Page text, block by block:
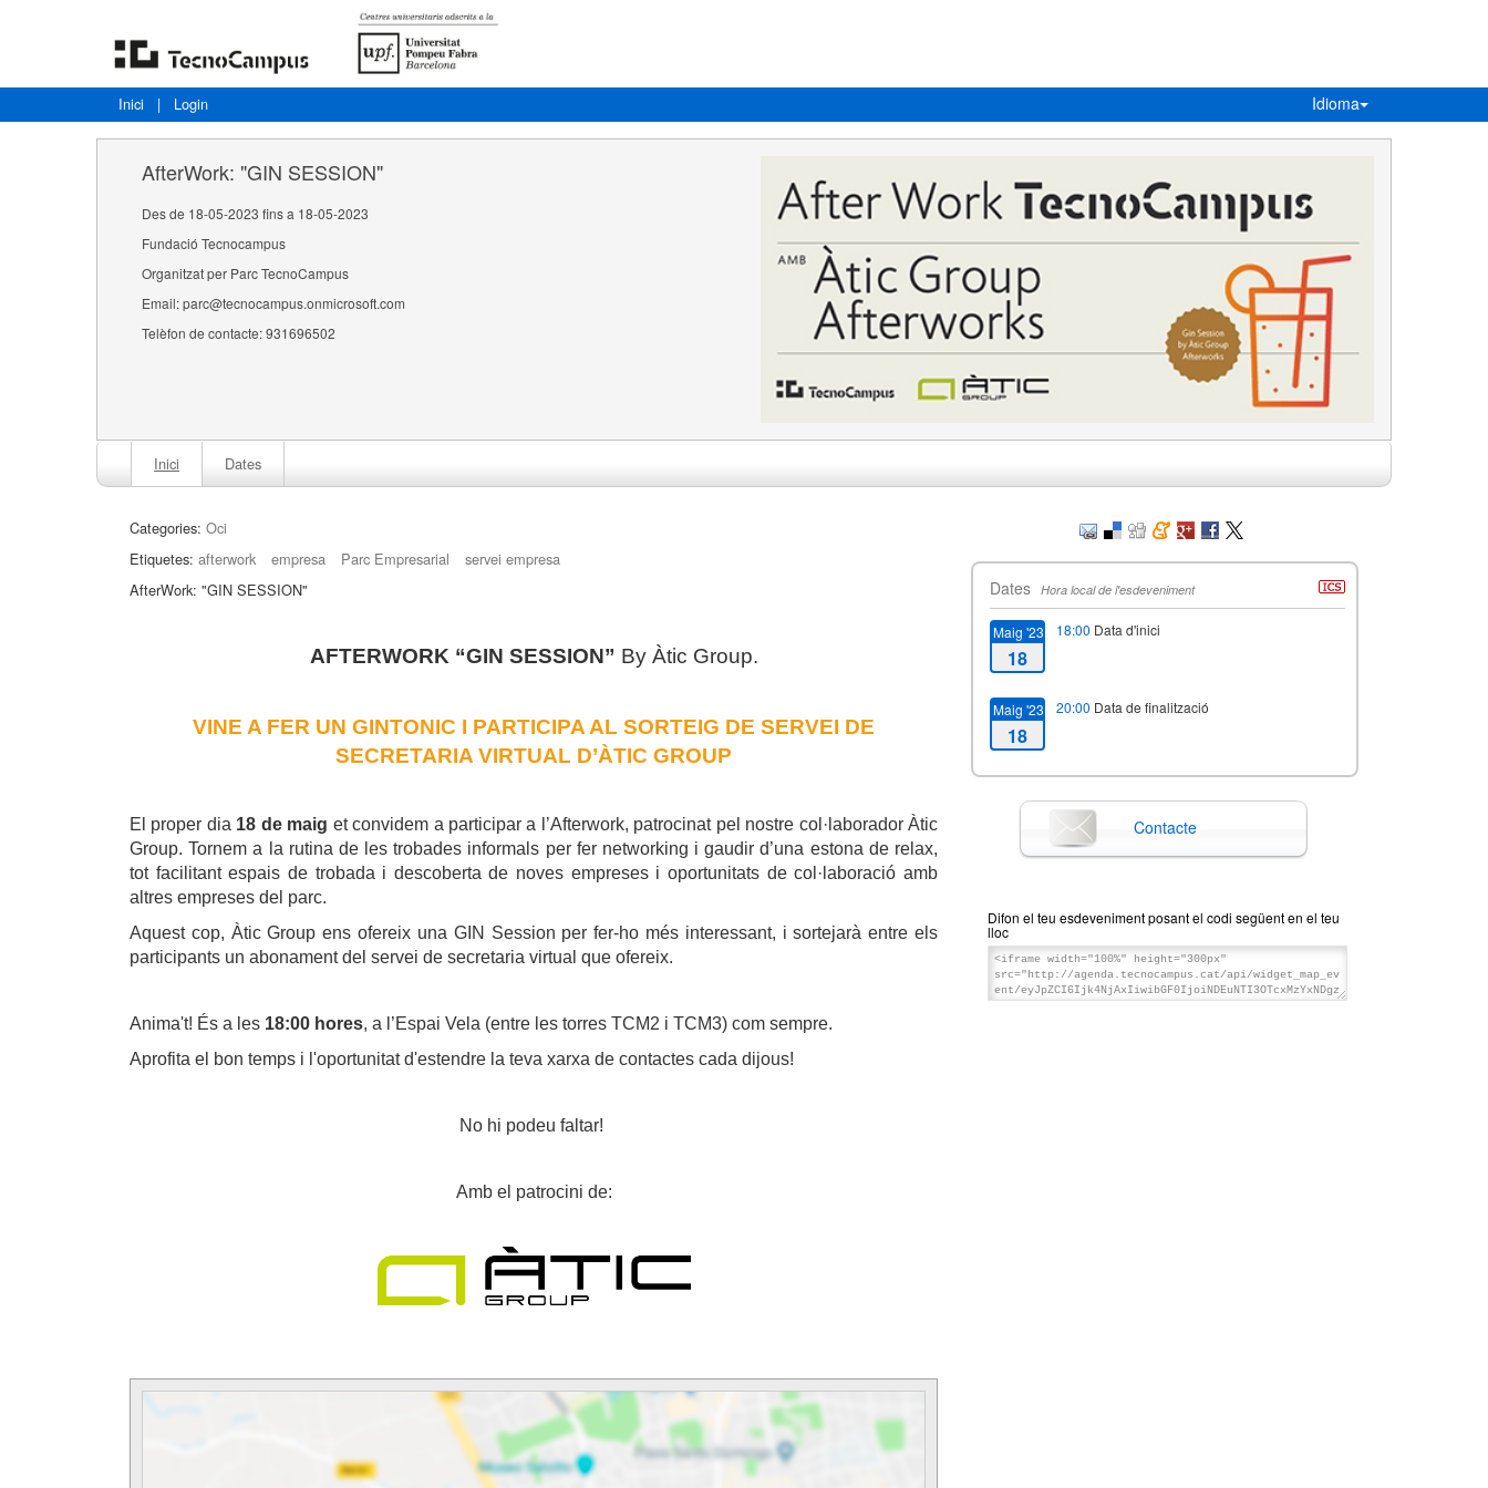
Inici | Login Idioma
AfterWork: "GIN SESSION"
Des de 18-05-2023 fins a 18-05-2023
Fundació Tecnocampus
Organitzat per Parc TecnoCampus
Email: parc@tecnocampus.onmicrosoft.com
Telèfon de contacte: 931696502
Inici Dates
Categories: Oci
Etiquetes: afterwork empresa Parc Empresarial
servei empresa
AfterWork: "GIN SESSION"
AFTERWORK “GIN SESSION” By Àtic Group.
VINE A FER UN GINTONIC I PARTICIPA AL SORTEIG DE SERVEI DE
SECRETARIA VIRTUAL D’ÀTIC GROUP
El proper dia 18 de maig et convidem a participar a l’Afterwork, patrocinat pel nostre col·laborador Àtic
Group. Tornem a la rutina de les trobades informals per fer networking i gaudir d’una estona de relax,
tot facilitant espais de trobada i descoberta de noves empreses i oportunitats de col·laboració amb
altres empreses del parc.
Aquest cop, Àtic Group ens ofereix una GIN Session per fer-ho més interessant, i sortejarà entre els
participants un abonament del servei de secretaria virtual que ofereix.
Anima't! És a les 18:00 hores, a l’Espai Vela (entre les torres TCM2 i TCM3) com sempre.
Aprofita el bon temps i l'oportunitat d'estendre la teva xarxa de contactes cada dijous!
No hi podeu faltar!
Amb el patrocini de:
Dates Hora local de l'esdeveniment
Maig '23
18
18:00 Data d'inici
Maig '23
18
20:00 Data de finalització
Contacte
Difon el teu esdeveniment posant el codi següent en el teu
lloc